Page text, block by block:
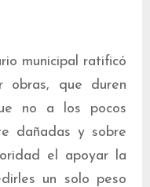
municipal ratificó
obras, que duren
no a los pocos
dañadas y sobre
el apoyar la
un solo peso